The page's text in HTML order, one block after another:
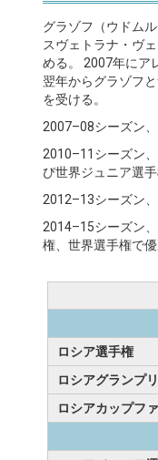
グラゾフ（ウドム
スヴェトラナ・ヴ
める。 2007年にア
翌年からグラゾフ
を受ける。
2007–08シーズン
2010–11シーズン
び世界ジュニア選手
2012–13シーズン
2014–15シーズン
権、世界選手権で優
ロシア選手権
ロシアグランプ
ロシアカップフ